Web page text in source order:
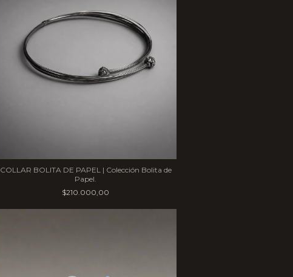
COLLAR BOLITA DE PAPEL | Colección Bolita de
Papel.
$210.000,00